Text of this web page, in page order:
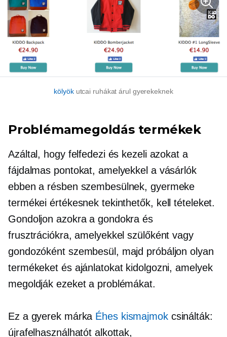
kölyökutcai ruhákat árul gyerekeknek
Problémamegoldástermékek
Azáltal, hogy felfedezi és kezeli azokat a
fájdalmas pontokat, amelyekkel a vásárlók
ebben a résben szembesülnek, gyermeke
termékei értékesnek tekinthetők, kell tételeket.
Gondoljon azokra a gondokra és
frusztrációkra, amelyekkel szülőként vagy
gondozóként szembesül, majd próbáljon olyan
termékeket és ajánlatokat kidolgozni, amelyek
megoldják ezeket a problémákat.
Ez a gyerek márka Éhes kismajmokcsinálták:
újrafelhasználhatót alkottak,